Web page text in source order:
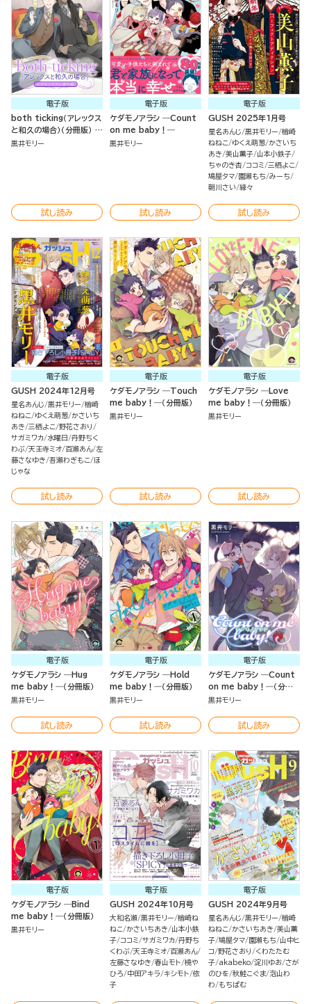
電子版
both ticking（アレックス
と和久の場合）（分冊版） ケ
ダモノアラシ番外編
黒井モリー
試し読み
電子版
ケダモノアラシ ―Count
on me baby！―
黒井モリー
試し読み
電子版
GUSH 2025年1月号
星名あんじ 黒井モリー 楢崎
ねねこ
ゆくえ萌葱 かさいち
あき 美山薫子 山本小鉄子
ちゃのき杏
ココミ 三栖よこ
鳩屋タマ 園瀬もち みーち
朝川さい 縁々
試し読み
電子版
GUSH 2024年12月号
星名あんじ 黒井モリー 楢崎
ねねこ
ゆくえ萌葱 かさいち
あき 三栖よこ 野花さおり
サガミワカ 水曜日
丹野ちく
わぶ 天王寺ミオ 百瀬あん 左
藤さなゆき 吾瀬わぎもこ
ほ
じゃな
試し読み
電子版
ケダモノアラシ ―Touch
me baby！―（分冊版）
黒井モリー
試し読み
電子版
ケダモノアラシ ―Love
me baby！―（分冊版）
黒井モリー
試し読み
電子版
ケダモノアラシ ―Hug
me baby！―（分冊版）
黒井モリー
試し読み
電子版
ケダモノアラシ ―Hold
me baby！―（分冊版）
黒井モリー
試し読み
電子版
ケダモノアラシ ―Count
on me baby！―（分冊
版）
黒井モリー
試し読み
電子版
ケダモノアラシ ―Bind
me baby！―（分冊版）
黒井モリー
電子版
GUSH 2024年10月号
大和名瀬 黒井モリー 楢崎ね
ねこ
かさいちあき
山本小鉄
子 ココミ サガミワカ 丹野ち
くわぶ 天王寺ミオ 百瀬あん
左藤さなゆき 春山モト 橈や
ひろ
中田アキラ キシモト 依
子
電子版
GUSH 2024年9月号
星名あんじ 黒井モリー 楢崎
ねねこ
かさいちあき 美山薫
子 鳩屋タマ 園瀬もち
山中ヒ
コ 野花さおり
くわたたむ
子 akabeko 淀川ゆお さが
のひを 秋鮭こぐま 泡山わ
わ
もちぱむ